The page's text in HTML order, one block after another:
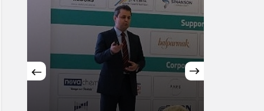
Gündüz Modu
Gündüz modunu seçin.
Gece Modu
Gece modunu seçin.
Sistem Modu